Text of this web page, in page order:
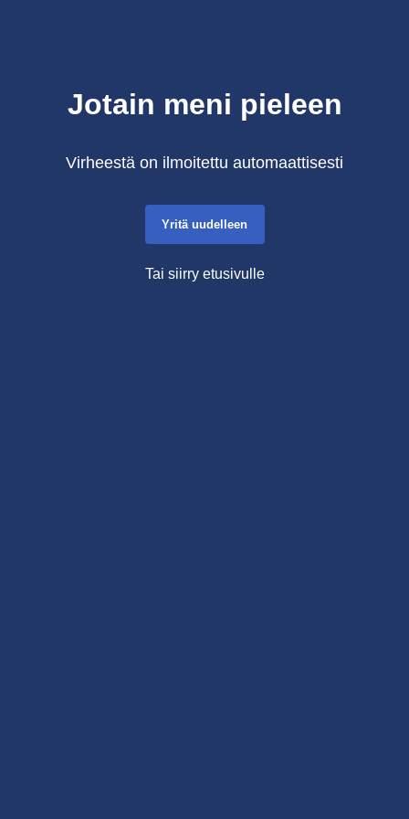
Jotain meni pieleen
Virheestä on ilmoitettu automaattisesti
Yritä uudelleen
Tai siirry etusivulle